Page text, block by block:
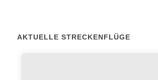
AKTUELLE STRECKENFLÜGE